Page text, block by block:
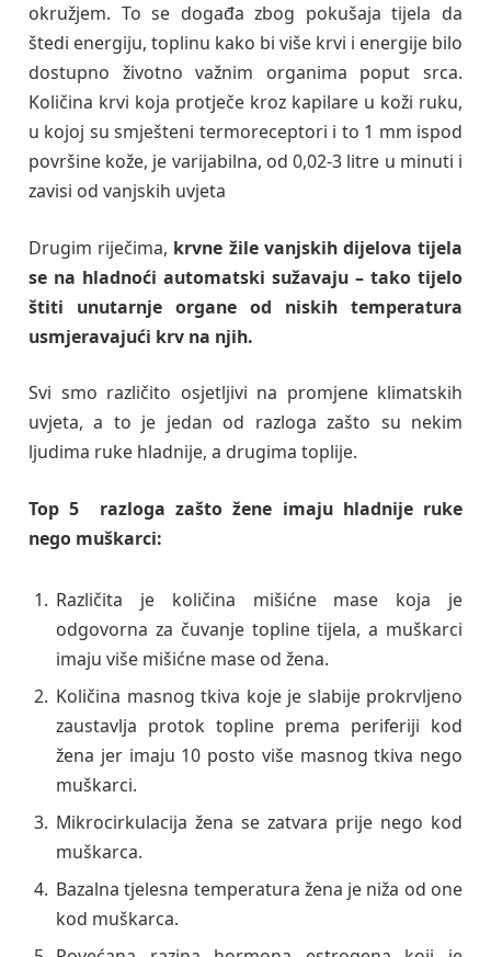
okružjem. To se događa zbog pokušaja tijela da
štedi energiju, toplinu kako bi više krvi i energije bilo
dostupno životno važnim organima poput srca.
Količina krvi koja protječe kroz kapilare u koži ruku,
u kojoj su smješteni termoreceptori i to 1 mm ispod
površine kože, je varijabilna, od 0,02-3 litre u minuti i
zavisi od vanjskih uvjeta
Drugim riječima, krvne žile vanjskih dijelova tijela
se na hladnoći automatski sužavaju – tako tijelo
štiti unutarnje organe od niskih temperatura
usmjeravajući krv na njih.
Svi smo različito osjetljivi na promjene klimatskih
uvjeta, a to je jedan od razloga zašto su nekim
ljudima ruke hladnije, a drugima toplije.
Top 5 razloga zašto žene imaju hladnije ruke
nego muškarci:
Različita je količina mišićne mase koja je
odgovorna za čuvanje topline tijela, a muškarci
imaju više mišićne mase od žena.
Količina masnog tkiva koje je slabije prokrvljeno
zaustavlja protok topline prema periferiji kod
žena jer imaju 10 posto više masnog tkiva nego
muškarci.
Mikrocirkulacija žena se zatvara prije nego kod
muškarca.
Bazalna tjelesna temperatura žena je niža od one
kod muškarca.